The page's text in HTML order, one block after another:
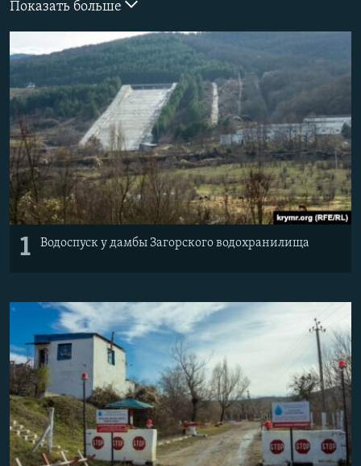
КРЫМ.НЕПОКОРЕННЫЙ
УКРАИНСКАЯ ПРОБЛЕМА КРЫМА
ПРИСОЕДИНЯЙТЕСЬ!
Все сайты RFE/RL
Показать больше
1 Водоспуск у дамбы Загорского водохранилища